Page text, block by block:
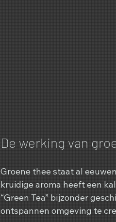
De werking van
Groene thee staat al
kruidige aroma heeft een
“Green Tea” bijzonder
ontspannen omgeving te